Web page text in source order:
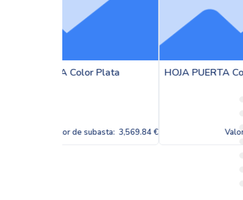
3,569.84 €
HOJA PUERTA Color Plata
Valor de subasta: 3,569.84 €